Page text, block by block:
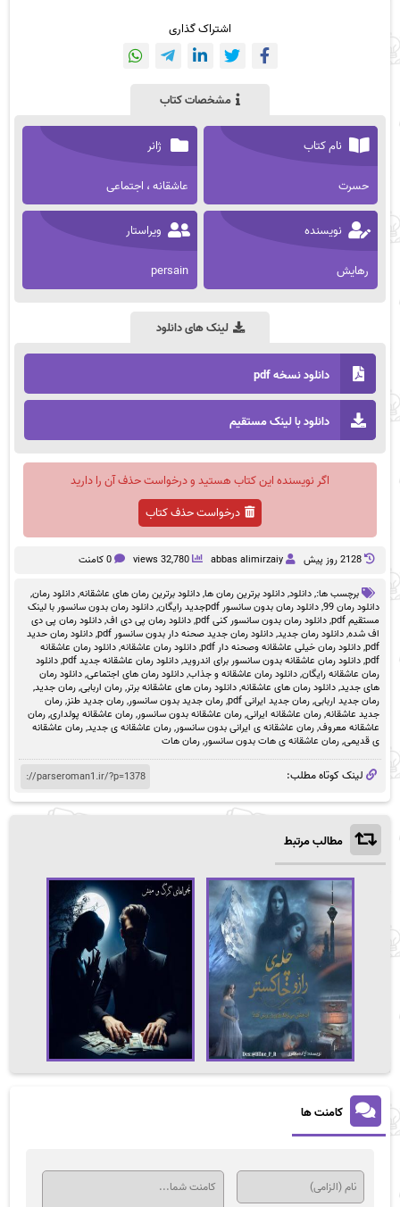
اشتراک گذاری
مشخصات کتاب
نام کتاب
حسرت
ژانر
عاشقانه ، اجتماعی
نویسنده
رهایش
ویراستار
persain
لینک های دانلود
دانلود نسخه pdf
دانلود با لینک مستقیم
اگر نویسنده این کتاب هستید و درخواست حذف آن را دارید
درخواست حذف کتاب
2128 روز پيش abbas alimirzaiy
32,780 views 0 کامنت
برچسب ها:,دانلود,دانلود برترین رمان ها,دانلود برترین رمان های عاشقانه,دانلود رمان,
دانلود رمان 99
,دانلود رمان بدون سانسور pdfجدید رایگان ,دانلود رمان بدون سانسور با لینک
مستقیم pdf
,دانلود رمان بدون سانسور کنی pdf ,دانلود رمان پی دی اف,دانلود رمان پی دی
اف شده,دانلود رمان جدید,دانلود رمان جدید صحنه دار بدون سانسور pdf ,دانلود رمان حدید
pdf
,دانلود رمان خیلی عاشقانه وصحنه دار pdf ,دانلود رمان عاشقانه,دانلود رمان عاشقانه
pdf
,دانلود رمان عاشقانه بدون سانسور برای اندروید,دانلود رمان عاشقانه جدید pdf ,دانلود
رمان عاشقانه رایگان,دانلود رمان عاشقانه و جذاب,دانلود رمان های اجتماعی,دانلود رمان
های جدید,دانلود رمان های عاشقانه,دانلود رمان های عاشقانه برتر,رمان اربابی,رمان جدید,
رمان جدید اربابی,رمان جدید ایرانی pdf ,رمان جدید بدون سانسور,رمان جدید طنز,رمان
جدید عاشقانه,رمان عاشقانه ایرانی,رمان عاشقانه بدون سانسور,رمان عاشقانه پولداری,رمان
عاشقانه معروف,رمان عاشقانه ی ایرانی بدون سانسور,رمان عاشقانه ی جدید,رمان عاشقانه
ی قدیمی,رمان عاشقانه ی هات بدون سانسور,رمان هات
لینک کوتاه مطلب:
مطالب مرتبط
کامنت ها